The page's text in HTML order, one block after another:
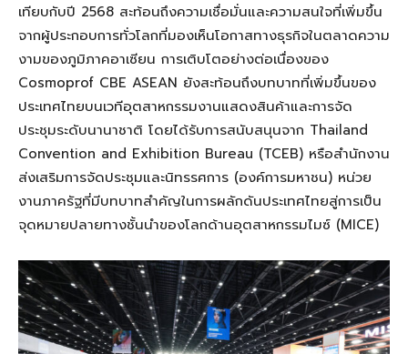
เทียบกับปี 2568 สะท้อนถึงความเชื่อมั่นและความสนใจที่เพิ่มขึ้น
จากผู้ประกอบการทั่วโลกที่มองเห็นโอกาสทางธุรกิจในตลาดความ
งามของภูมิภาคอาเซียน การเติบโตอย่างต่อเนื่องของ
Cosmoprof CBE ASEAN ยังสะท้อนถึงบทบาทที่เพิ่มขึ้นของ
ประเทศไทยบนเวทีอุตสาหกรรมงานแสดงสินค้าและการจัด
ประชุมระดับนานาชาติ โดยได้รับการสนับสนุนจาก Thailand
Convention and Exhibition Bureau (TCEB) หรือสำนักงาน
ส่งเสริมการจัดประชุมและนิทรรศการ (องค์การมหาชน) หน่วย
งานภาครัฐที่มีบทบาทสำคัญในการผลักดันประเทศไทยสู่การเป็น
จุดหมายปลายทางชั้นนำของโลกด้านอุตสาหกรรมไมซ์ (MICE)